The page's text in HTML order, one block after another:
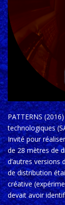
PATTERNS
technologiques
Invité pour
de 28 mètres de
d’autres versions
de distribution
créative
devait avoir